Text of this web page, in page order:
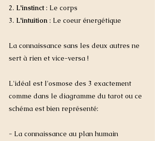
2. L'instinct : Le corps
3. L'intuition : Le coeur énergétique
La connaissance sans les deux autres ne
sert à rien et vice-versa !
L'idéal est l'osmose des 3 exactement
comme dans le diagramme du tarot ou ce
schéma est bien représenté:
- La connaissance au plan humain